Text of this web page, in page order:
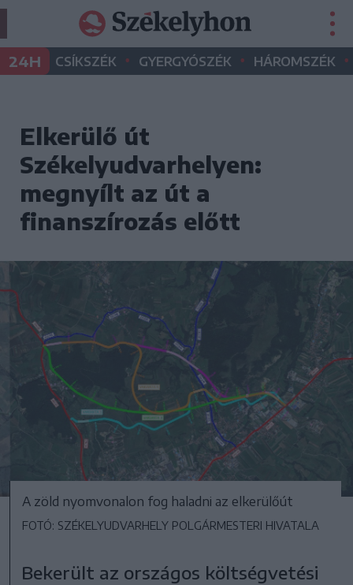
24H CSÍKSZÉK • GYERGYÓSZÉK • HÁROMSZÉK •
Elkerülő út
Székelyudvarhelyen:
megnyílt az út a
finanszírozás előtt
A zöld nyomvonalon fog haladni az elkerülőút
FOTÓ: SZÉKELYUDVARHELY POLGÁRMESTERI HIVATALA
Bekerült az országos költségvetési